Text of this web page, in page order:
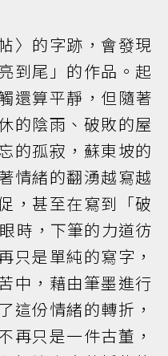
〉的字跡，會發現
到尾」的作品。起
還算平靜，但隨著
的陰雨、破敗的屋
的孤寂，蘇東坡的
情緒的翻湧越寫越
，甚至在寫到「破
時，下筆的力道彷
只是單純的寫字，
中，藉由筆墨進行
這份情緒的轉折，
再只是一件古董，